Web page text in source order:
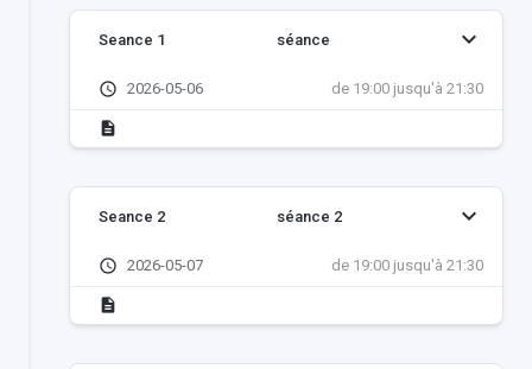
Seance 1 séance keyboard_arrow_down
schedule 2026-05-06 de 19:00 jusqu'à 21:30
description
Seance 2 séance 2 keyboard_arrow_down
schedule 2026-05-07 de 19:00 jusqu'à 21:30
description